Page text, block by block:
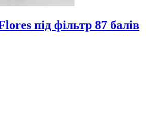
під фільтр 87 балів